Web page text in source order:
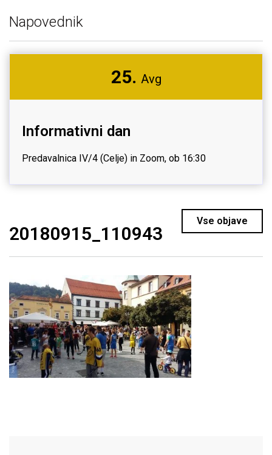
Napovednik
25. Avg
Informativni dan
Predavalnica IV/4 (Celje) in Zoom, ob 16:30
Vse objave
20180915_110943